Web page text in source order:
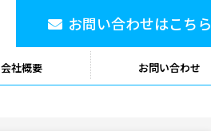
お問い合わせはこちら
会社概要 お問い合わせ